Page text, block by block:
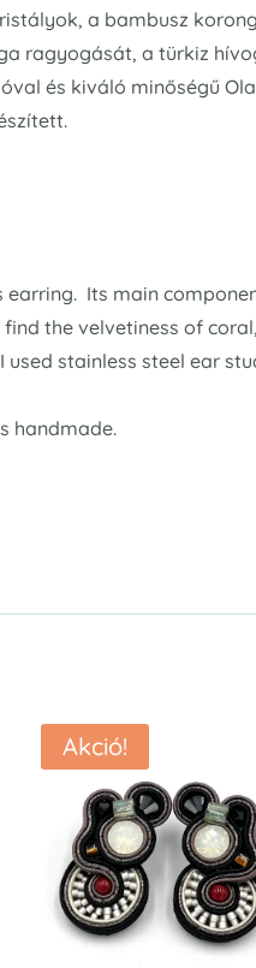
a bambusz
ragyogását, a türkiz
és kiváló minőségű
Its main
the velvetiness of
stainless steel ear
handmade.
Akció!